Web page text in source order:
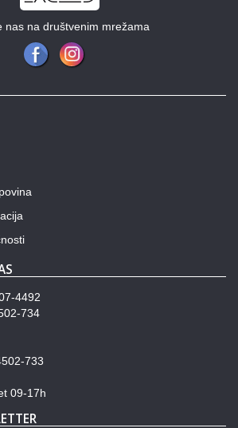
nas na društvenim mrežama
4492
734
733
09-17h